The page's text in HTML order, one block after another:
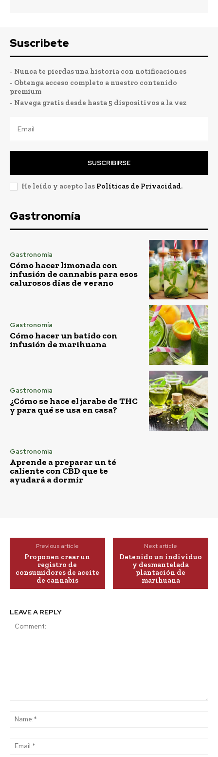
Suscribete
- Nunca te pierdas una historia con notificaciones
- Obtenga acceso completo a nuestro contenido
premium
- Navega gratis desde hasta 5 dispositivos a la vez
SUSCRIBIRSE
He leído y acepto las Políticas de Privacidad.
Gastronomía
Gastronomía
Cómo hacer limonada con
infusión de cannabis para esos
calurosos días de verano
Gastronomía
Cómo hacer un batido con
infusión de marihuana
Gastronomía
¿Cómo se hace el jarabe de THC
y para qué se usa en casa?
Gastronomía
Aprende a preparar un té
caliente con CBD que te
ayudará a dormir
Previous article
Proponen crear un
registro de
consumidores de aceite
de cannabis
Next article
Detenido un individuo
y desmantelada
plantación de
marihuana
LEAVE A REPLY